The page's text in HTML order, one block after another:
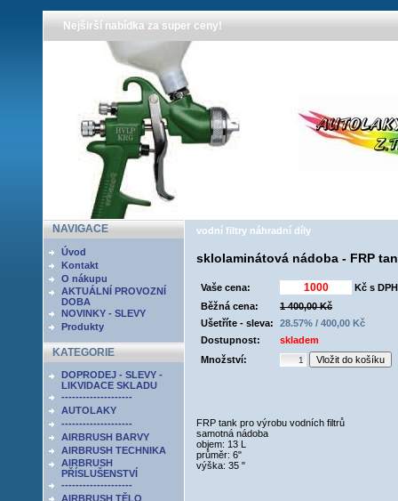
Nejširší nabídka za super ceny!
NAVIGACE
Úvod
Kontakt
O nákupu
AKTUÁLNÍ PROVOZNÍ
DOBA
NOVINKY - SLEVY
Produkty
KATEGORIE
DOPRODEJ - SLEVY -
LIKVIDACE SKLADU
--------------------
AUTOLAKY
--------------------
AIRBRUSH BARVY
AIRBRUSH TECHNIKA
AIRBRUSH
PŘÍSLUŠENSTVÍ
--------------------
AIRBRUSH TĚLO
vodní filtry náhradní díly
sklolaminátová nádoba - FRP
Vaše cena:
Kč s DPH
Běžná cena:
1 400,00 Kč
Ušetříte - sleva:
28.57% / 400,00 Kč
Dostupnost:
skladem
Množství:
FRP tank pro výrobu vodních filtrů
samotná nádoba
objem: 13 L
průměr: 6"
výška: 35 "